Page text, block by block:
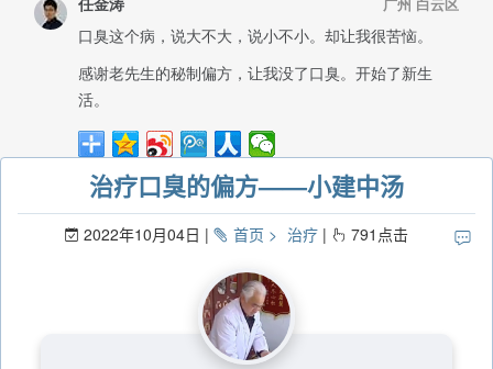
治疗口臭的偏方——小建中汤
2022年10月04日 首页 治疗 791 点击